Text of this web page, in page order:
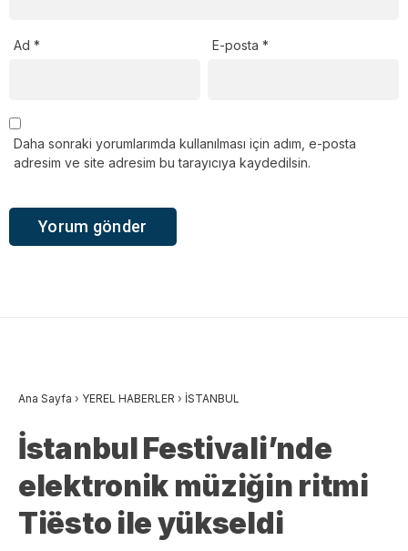
Ad * E-posta*
Daha sonraki yorumlarımda kullanılması için adım, e-posta
adresim ve site adresim bu tarayıcıya kaydedilsin.
Ana Sayfa › YEREL HABERLER › İSTANBUL
İstanbul Festivali’nde
elektronik müziğin ritmi
Tiësto ile yükseldi